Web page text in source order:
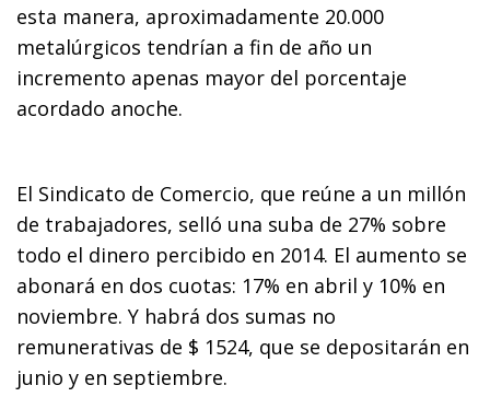
esta manera, aproximadamente 20.000
metalúrgicos tendrían a fin de año un
incremento apenas mayor del porcentaje
acordado anoche.
El Sindicato de Comercio, que reúne a un millón
de trabajadores, selló una suba de 27% sobre
todo el dinero percibido en 2014. El aumento se
abonará en dos cuotas: 17% en abril y 10% en
noviembre. Y habrá dos sumas no
remunerativas de $ 1524, que se depositarán en
junio y en septiembre.